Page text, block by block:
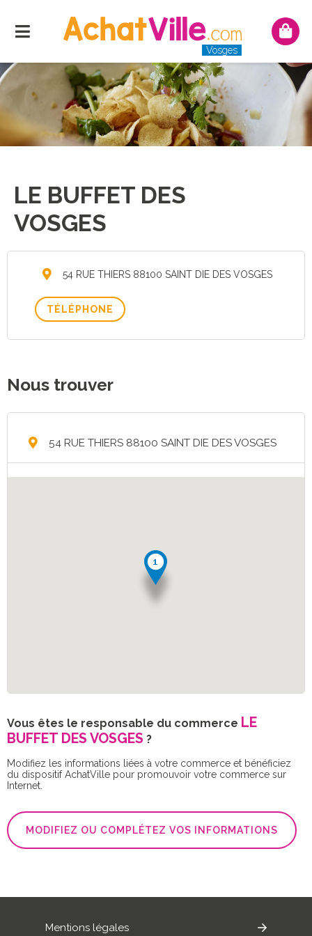
Menu
Vosges
Mon
LE BUFFET DES
VOSGES
54 RUE THIERS 88100 SAINT DIE DES VOSGES
TÉLÉPHONE
Nous trouver
54 RUE THIERS 88100 SAINT DIE DES VOSGES
Vous êtes le responsable du commerce LE
BUFFET DES VOSGES ?
Modifiez les informations liées à votre commerce et bénéficiez
du dispositif AchatVille pour promouvoir votre commerce sur
Internet.
MODIFIEZ OU COMPLÉTEZ VOS INFORMATIONS
Mentions légales